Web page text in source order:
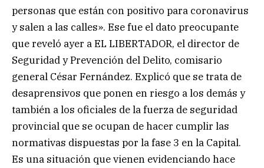
personas que están con positivo para coronavirus
y salen a las calles». Ese fue el dato preocupante
que reveló ayer a EL LIBERTADOR, el director de
Seguridad y Prevención del Delito, comisario
general César Fernández. Explicó que se trata de
desaprensivos que ponen en riesgo a los demás y
también a los oficiales de la fuerza de seguridad
provincial que se ocupan de hacer cumplir las
normativas dispuestas por la fase 3 en la Capital.
Es una situación que vienen evidenciando hace